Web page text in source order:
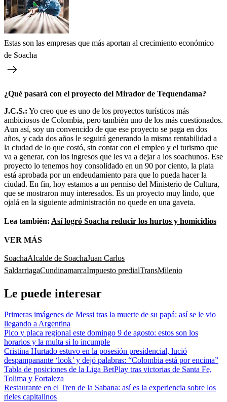
Estas son las empresas que más aportan al crecimiento económico
de Soacha
¿Qué pasará con el proyecto del Mirador de Tequendama?
J.C.S.: Yo creo que es uno de los proyectos turísticos más
ambiciosos de Colombia, pero también uno de los más cuestionados.
Aun así, soy un convencido de que ese proyecto se paga en dos
años, y cada dos años le seguirá generando la misma rentabilidad a
la ciudad de lo que costó, sin contar con el empleo y el turismo que
va a generar, con los ingresos que les va a dejar a los soachunos. Ese
proyecto lo tenemos hoy consolidado en un 90 por ciento, la plata
está aprobada por un endeudamiento para que lo pueda hacer la
ciudad. En fin, hoy estamos a un permiso del Ministerio de Cultura,
que se mostraron muy interesados. Es un proyecto muy lindo, que
ojalá en la siguiente administración no quede en una gaveta.
Lea también: Así logró Soacha reducir los hurtos y homicidios
VER MÁS
SoachaAlcalde de SoachaJuan Carlos
SaldarriagaCundinamarcaImpuesto predialTransMilenio
Le puede interesar
Primeras imágenes de Messi tras la muerte de su papá: así se le vio
llegando a Argentina
Pico y placa regional este domingo 9 de agosto: estos son los
horarios y la multa si lo incumple
Cristina Hurtado estuvo en la posesión presidencial, lució
despampanante ‘look’ y dejó palabras: “Colombia está por encima”
Tabla de posiciones de la Liga BetPlay tras victorias de Santa Fe,
Tolima y Fortaleza
Restaurante en el Tren de la Sabana: así es la experiencia sobre los
rieles capitalinos